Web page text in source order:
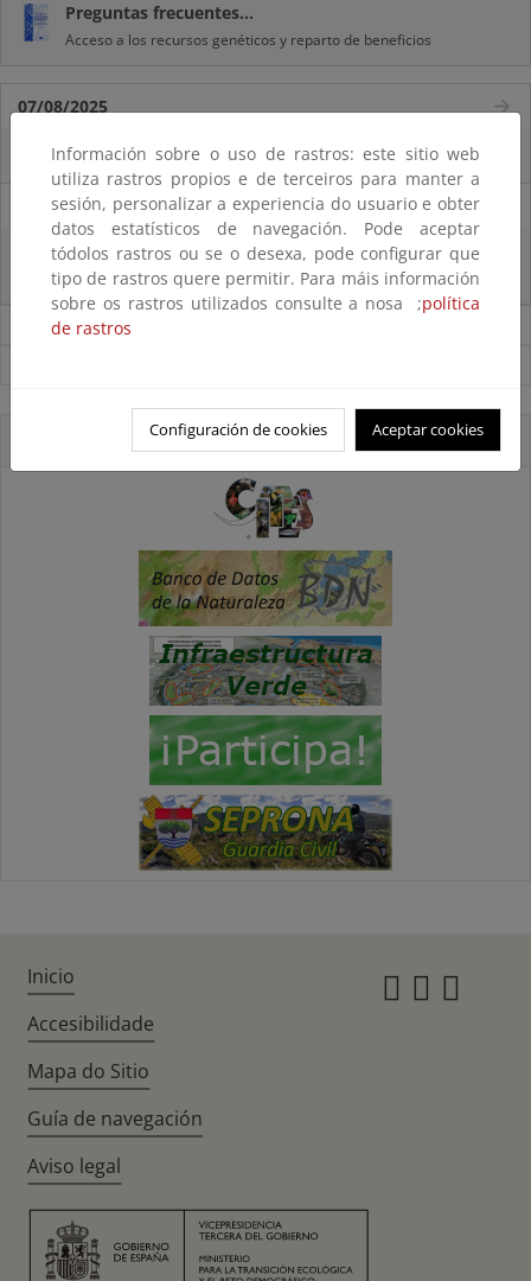
Preguntas frecuentes...
Acceso a los recursos genéticos y reparto de beneficios
07/08/2025
El censo de aves del Parque Nacional de las Tablas bate récords históricos
27/06/2025
La reunión ministerial de OSPAR refuerza la acción conjunta para proteger
el Atlántico Nordeste
Información sobre o uso de rastros: este sitio web
utiliza rastros propios e de terceiros para manter a
sesión, personalizar a experiencia do usuario e obter
datos estatísticos de navegación. Pode aceptar
tódolos rastros ou se o desexa, pode configurar que
tipo de rastros quere permitir. Para máis información
sobre os rastros utilizados consulte a nosa ;política
de rastros
Configuración de cookies Aceptar cookies
Inicio
Accesibilidade
Mapa do Sitio
Guía de navegación
Aviso legal